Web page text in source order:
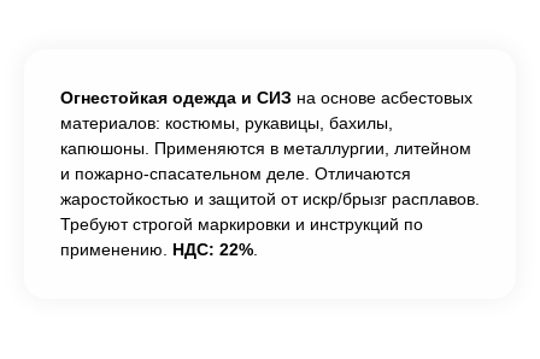
Огнестойкая одежда и СИЗ на основе асбестовых
материалов: костюмы, рукавицы, бахилы,
капюшоны. Применяются в металлургии, литейном
и пожарно-спасательном деле. Отличаются
жаростойкостью и защитой от искр/брызг расплавов.
Требуют строгой маркировки и инструкций по
применению. НДС: 22%